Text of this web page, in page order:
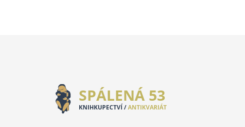
SPÁLENÁ 53
KNIHKUPECTVÍ /ANTIKVARIÁT